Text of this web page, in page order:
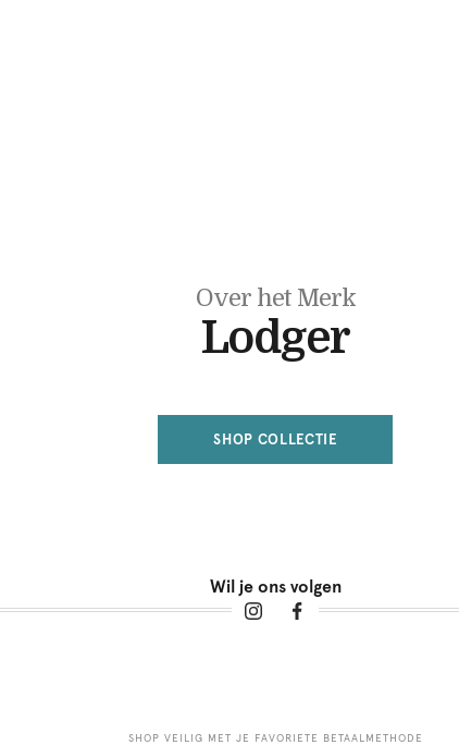
Over het Merk
Lodger
SHOP COLLECTIE
Wil je ons volgen
SHOP VEILIG MET JE FAVORIETE BETAALMETHODE